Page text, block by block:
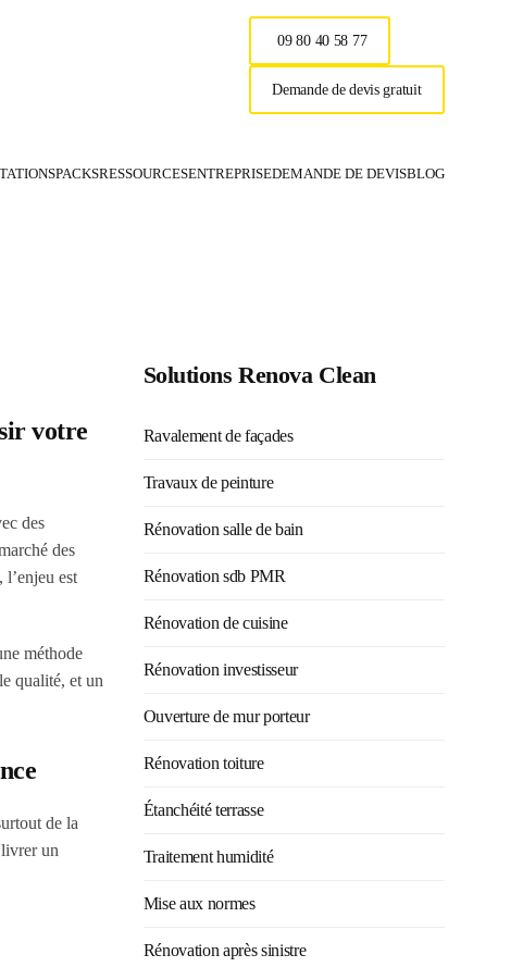
09 80 40 58 77
Demande de devis gratuit
PACKSRESSOURCESENTREPRISEDEMANDE DE DEVISBLOG
votre
des
des
est
méthode
qualité, et un
de la
livrer un
Solutions Renova Clean
Ravalement de façades
Travaux de peinture
Rénovation salle de bain
Rénovation sdb PMR
Rénovation de cuisine
Rénovation investisseur
Ouverture de mur porteur
Rénovation toiture
Étanchéité terrasse
Traitement humidité
Mise aux normes
Rénovation après sinistre